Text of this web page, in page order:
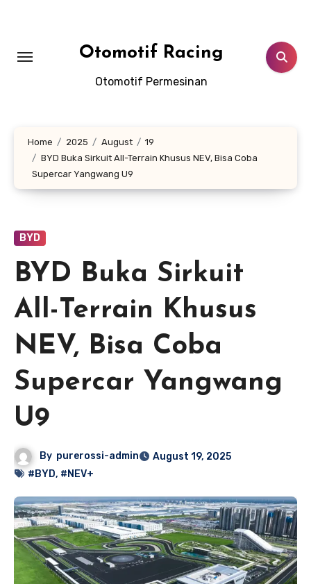
Otomotif Racing
Otomotif Permesinan
Home 2025 August
19
BYD Buka Sirkuit All-Terrain Khusus NEV, Bisa Coba
Supercar Yangwang U9
BYD
BYD Buka Sirkuit
All-Terrain Khusus
NEV, Bisa Coba
Supercar Yangwang
U9
By purerossi-admin
August 19, 2025
#BYD, #NEV+